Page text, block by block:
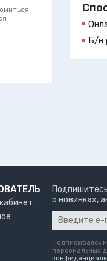
Б/н
о новинках,
Подписываясь
персональных